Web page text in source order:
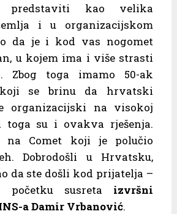
predstaviti kao velika
i u organizacijskom
da je i kod vas nogomet
u kojem ima i više strasti
Zbog toga imamo 50-ak
koji se brinu da hrvatski
organizacijski na visokoj
toga su i ovakva rješenja.
na Comet koji je polučio
Dobrodošli u Hrvatsku,
da ste došli kod prijatelja –
susreta izvršni
a Damir Vrbanović.